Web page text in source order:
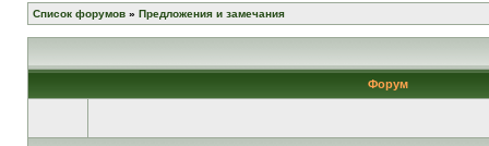
Список форумов » Предложения и замечания
Форум